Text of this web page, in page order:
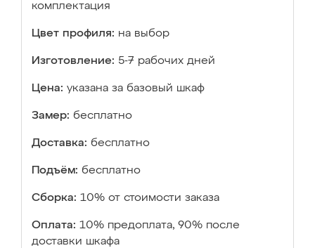
комплектация
Цвет профиля: на выбор
Изготовление: 5-7 рабочих дней
Цена: указана за базовый шкаф
Замер: бесплатно
Доставка: бесплатно
Подъём: бесплатно
Сборка: 10% от стоимости заказа
Оплата: 10% предоплата, 90% после
доставки шкафа